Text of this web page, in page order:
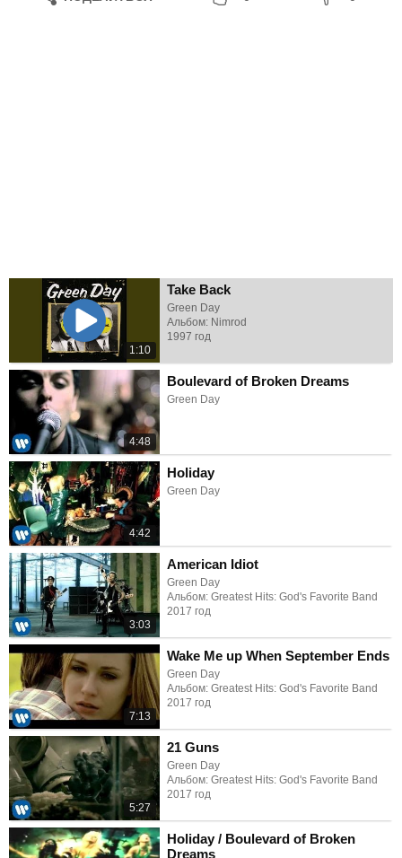
1:10
Take Back
Green Day
Альбом: Nimrod
1997 год
4:48
Boulevard of Broken Dreams
Green Day
4:42
Holiday
Green Day
3:03
American Idiot
Green Day
Альбом: Greatest Hits: God's Favorite Band
2017 год
7:13
Wake Me up When September Ends
Green Day
Альбом: Greatest Hits: God's Favorite Band
2017 год
5:27
21 Guns
Green Day
Альбом: Greatest Hits: God's Favorite Band
2017 год
Holiday / Boulevard of Broken
Dreams